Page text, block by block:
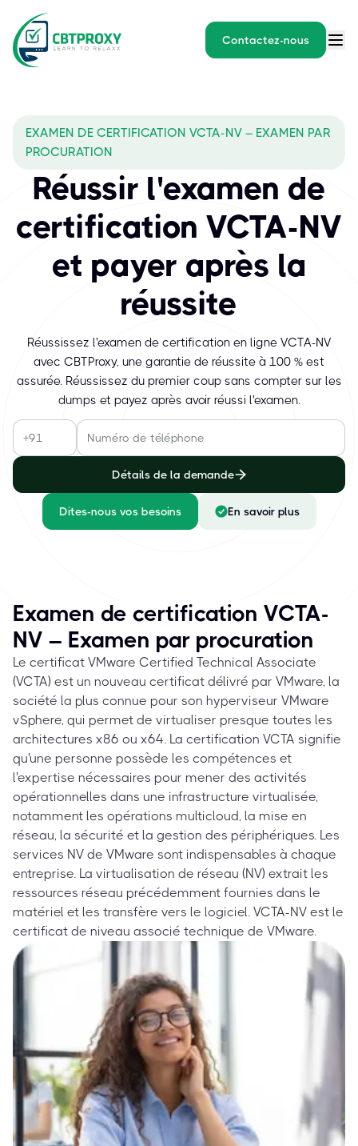
Contactez-nous
EXAMEN DE CERTIFICATION VCTA-NV – EXAMEN PAR
PROCURATION
Réussir l'examen de
certification VCTA-NV
et payer après la
réussite
Réussissez l'examen de certification en ligne VCTA-NV
avec CBTProxy, une garantie de réussite à 100 % est
assurée. Réussissez du premier coup sans compter sur les
dumps et payez après avoir réussi l'examen.
Détails de la demande
Dites-nous vos besoins En savoir plus
Examen de certification VCTA-
NV – Examen par procuration
Le certificat VMware Certified Technical Associate
(VCTA) est un nouveau certificat délivré par VMware, la
société la plus connue pour son hyperviseur VMware
vSphere, qui permet de virtualiser presque toutes les
architectures x86 ou x64. La certification VCTA signifie
qu'une personne possède les compétences et
l'expertise nécessaires pour mener des activités
opérationnelles dans une infrastructure virtualisée,
notamment les opérations multicloud, la mise en
réseau, la sécurité et la gestion des périphériques. Les
services NV de VMware sont indispensables à chaque
entreprise. La virtualisation de réseau (NV) extrait les
ressources réseau précédemment fournies dans le
matériel et les transfère vers le logiciel. VCTA-NV est le
certificat de niveau associé technique de VMware.